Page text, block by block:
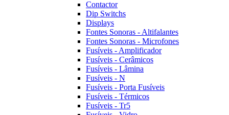
Contactor
Dip Switchs
Displays
Fontes Sonoras - Altifalantes
Fontes Sonoras - Microfones
Fusíveis - Amplificador
Fusíveis - Cerâmicos
Fusíveis - Lâmina
Fusíveis - N
Fusíveis - Porta Fusíveis
Fusíveis - Térmicos
Fusíveis - Tr5